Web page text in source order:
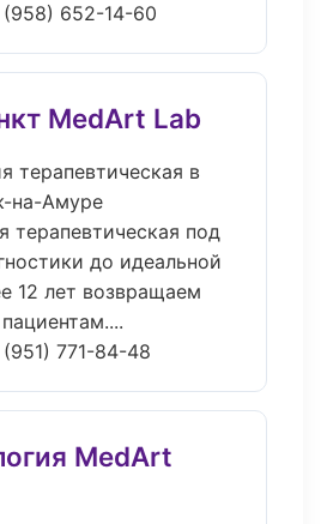
(958) 652-14-60
MedArt Lab
терапевтическая в
на-Амуре
терапевтическая под
до идеальной
12 лет возвращаем
771-84-48
MedArt